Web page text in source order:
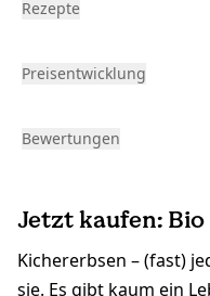
Rezepte
Preisentwicklung
Bewertungen
Jetzt kaufen:
Kichererbsen – (fast)
sie. Es gibt kaum ein